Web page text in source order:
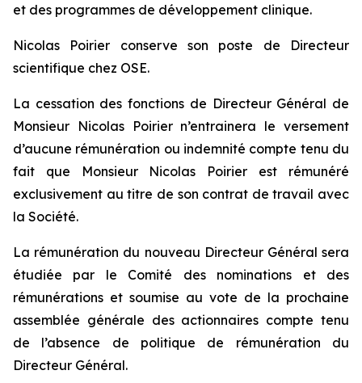
et des programmes de développement clinique.
Nicolas Poirier conserve son poste de Directeur
scientifique chez OSE.
La cessation des fonctions de Directeur Général de
Monsieur Nicolas Poirier n’entrainera le versement
d’aucune rémunération ou indemnité compte tenu du
fait que Monsieur Nicolas Poirier est rémunéré
exclusivement au titre de son contrat de travail avec
la Société.
La rémunération du nouveau Directeur Général sera
étudiée par le Comité des nominations et des
rémunérations et soumise au vote de la prochaine
assemblée générale des actionnaires compte tenu
de l’absence de politique de rémunération du
Directeur Général.